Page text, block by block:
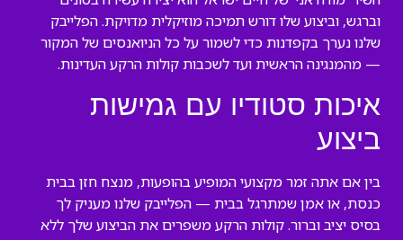
וברגש, וביצוע שלו דורש תמיכה מוזיקלית מדויקת. הפלייבק
שלנו נערך בקפדנות כדי לשמור על כל הניואנסים של המקור
— מהמנגינה הראשית ועד לשכבות קולות הרקע העדינות.
איכות סטודיו עם גמישות
ביצוע
בין אם אתה זמר מקצועי המופיע בהופעות, מנצח חזן בבית
כנסת, או אמן שמתרגל בבית — הפלייבק שלנו מעניק לך
בסיס יציב וברור. קולות הרקע משפרים את הביצוע שלך ללא